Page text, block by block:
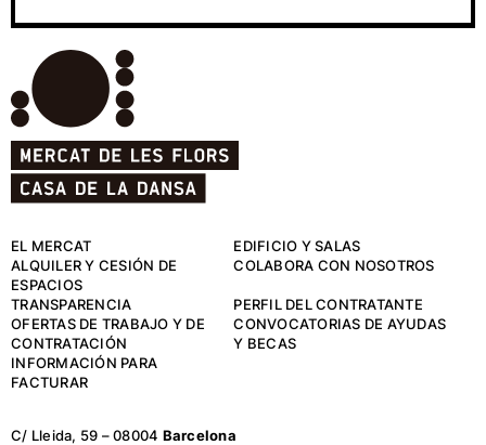
EL MERCAT
EDIFICIO Y SALAS
ALQUILER Y CESIÓN DE
ESPACIOS
COLABORA CON NOSOTROS
TRANSPARENCIA
PERFIL DEL CONTRATANTE
OFERTAS DE TRABAJO Y DE
CONTRATACIÓN
CONVOCATORIAS DE AYUDAS
Y BECAS
INFORMACIÓN PARA
FACTURAR
C/ Lleida, 59 – 08004 Barcelona